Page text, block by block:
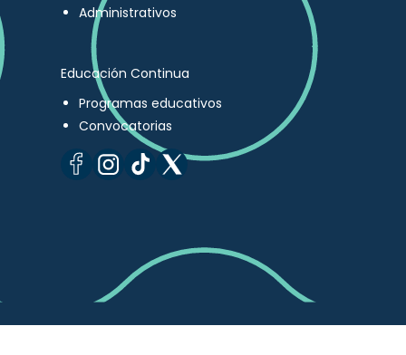
Administrativos
Educación Continua
Programas educativos
Convocatorias